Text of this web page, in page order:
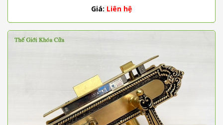
Giá: Liên hệ